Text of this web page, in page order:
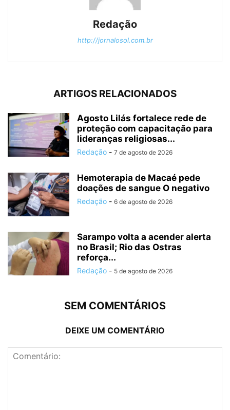
Redação
http://jornalosol.com.br
ARTIGOS RELACIONADOS
Agosto Lilás fortalece rede de
proteção com capacitação para
lideranças religiosas...
Redação - 7 de agosto de 2026
Hemoterapia de Macaé pede
doações de sangue O negativo
Redação - 6 de agosto de 2026
Sarampo volta a acender alerta
no Brasil; Rio das Ostras
reforça...
Redação - 5 de agosto de 2026
SEM COMENTÁRIOS
DEIXE UM COMENTÁRIO